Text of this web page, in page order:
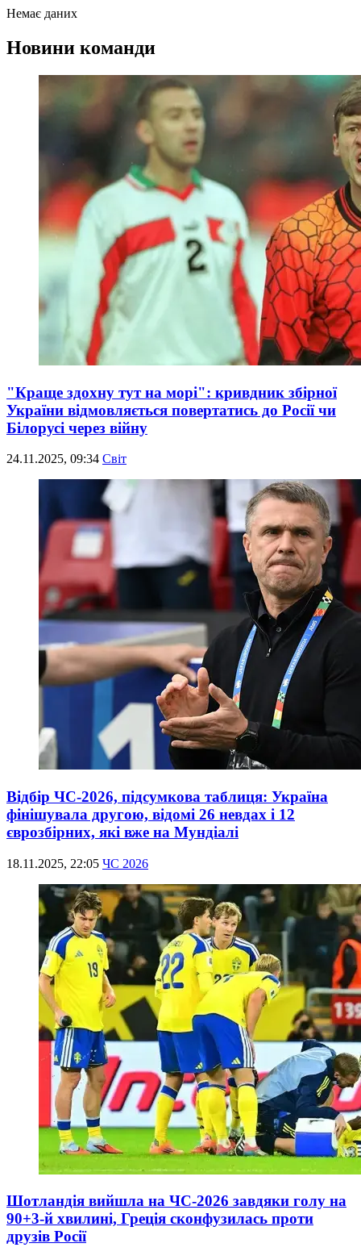
Немає даних
Новини команди
"Краще здохну тут на морі": кривдник збірної
України відмовляється повертатись до Росії чи
Білорусі через війну
24.11.2025, 09:34 Світ
Відбір ЧС-2026, підсумкова таблиця: Україна
фінішувала другою, відомі 26 невдах і 12
єврозбірних, які вже на Мундіалі
18.11.2025, 22:05 ЧС 2026
Шотландія вийшла на ЧС-2026 завдяки голу на
90+3-й хвилині, Греція сконфузилась проти
друзів Росії